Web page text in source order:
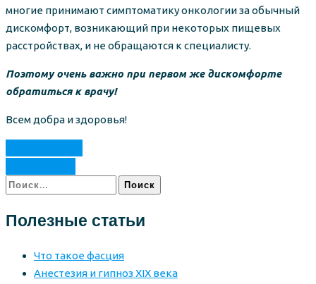
многие принимают симптоматику онкологии за обычный
дискомфорт, возникающий при некоторых пищевых
расстройствах, и не обращаются к специалисту.
Поэтому очень важно при первом же дискомфорте
обратиться к врачу!
Всем добра и здоровья!
Найти:
Полезные статьи
Что такое фасция
Анестезия и гипноз XIX века